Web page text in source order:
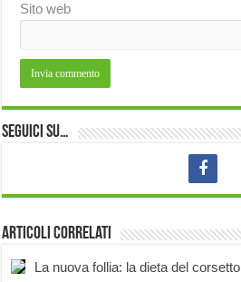
Sito web
Seguici su…
Articoli correlati
La nuova follia: la dieta del corsetto